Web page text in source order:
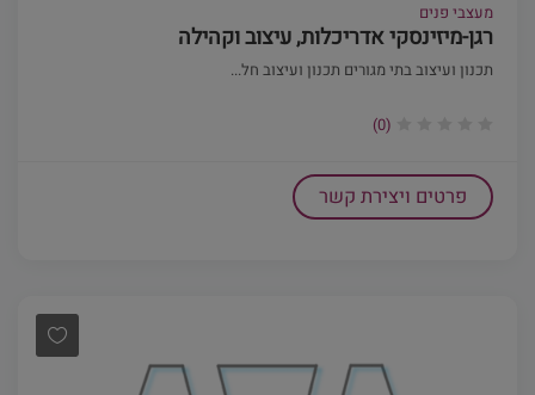
מעצבי פנים
רגן-מיזינסקי אדריכלות, עיצוב וקהילה
תכנון ועיצוב בתי מגורים תכנון ועיצוב חל...
(0)
פרטים ויצירת קשר